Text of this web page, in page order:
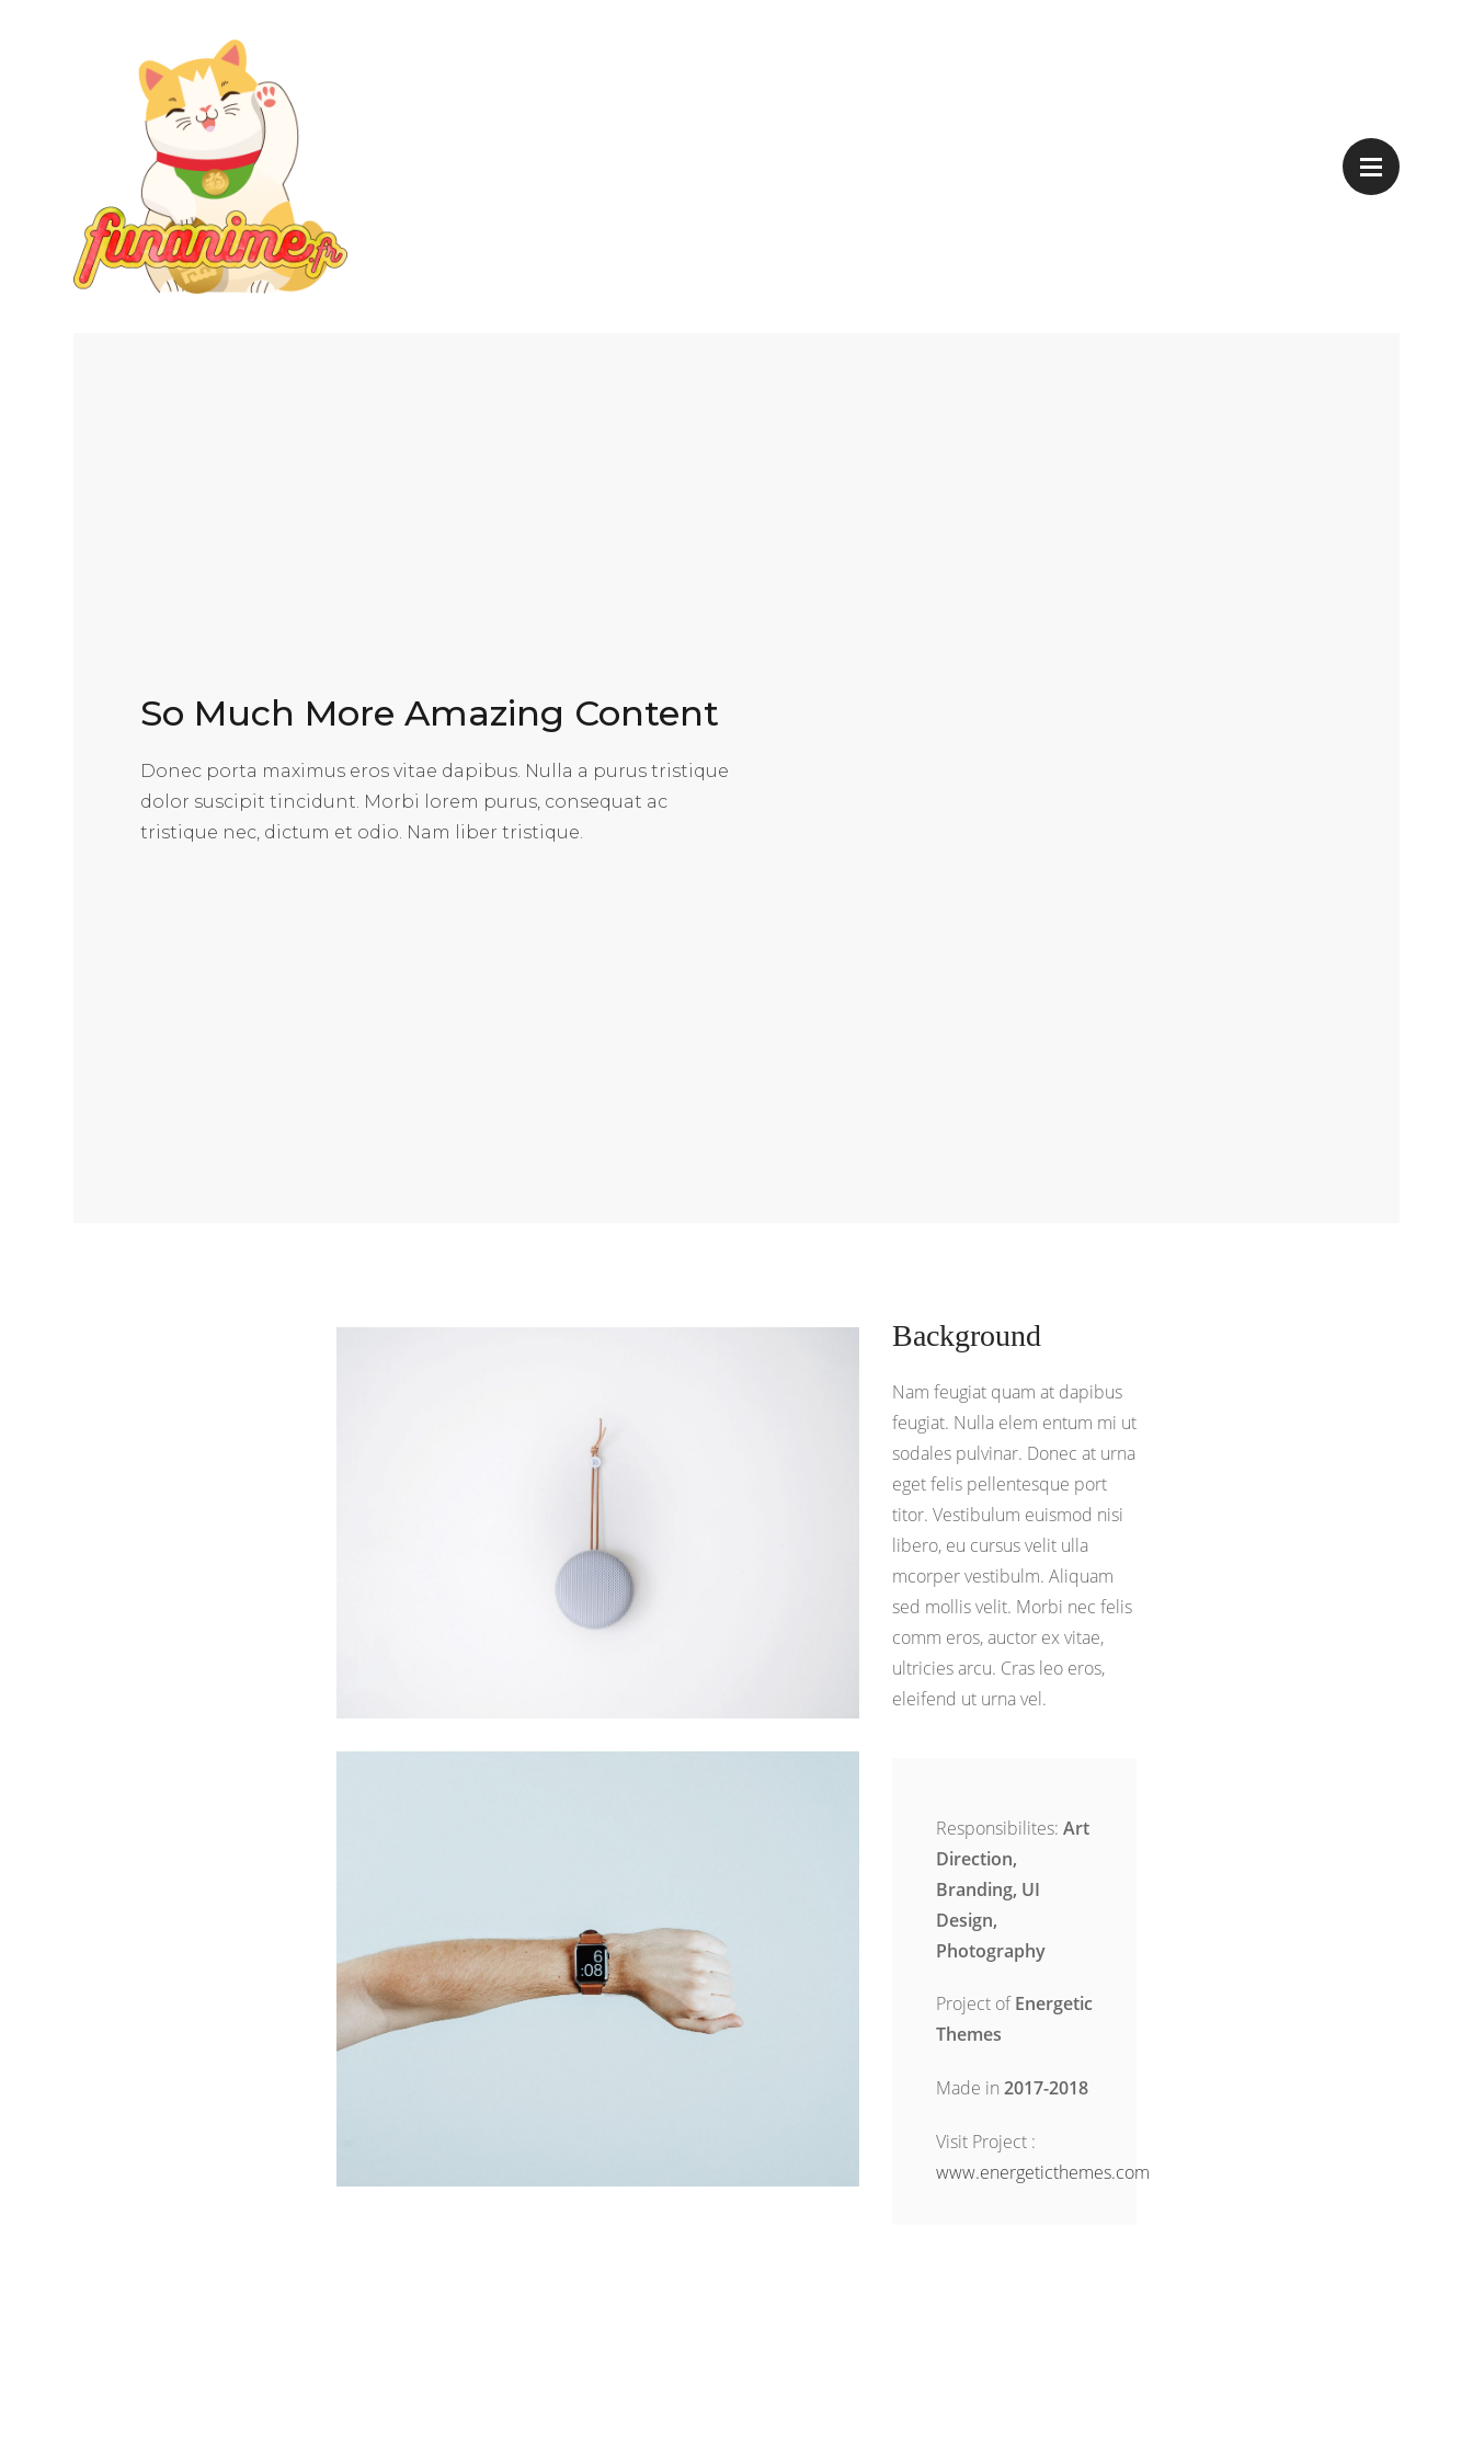
So Much More Amazing Content
Donec porta maximus eros vitae dapibus. Nulla a purus tristique
dolor suscipit tincidunt. Morbi lorem purus, consequat ac
tristique nec, dictum et odio. Nam liber tristique.
Background
Nam feugiat quam at dapibus
feugiat. Nulla elem entum mi ut
sodales pulvinar. Donec at urna
eget felis pellentesque port
titor. Vestibulum euismod nisi
libero, eu cursus velit ulla
mcorper vestibulm. Aliquam
sed mollis velit. Morbi nec felis
comm eros, auctor ex vitae,
ultricies arcu. Cras leo eros,
eleifend ut urna vel.
Responsibilites: Art
Direction,
Branding, UI
Design,
Photography
Project ofEnergetic
Themes
Made in 2017-2018
Visit Project :
www.energeticthemes.com